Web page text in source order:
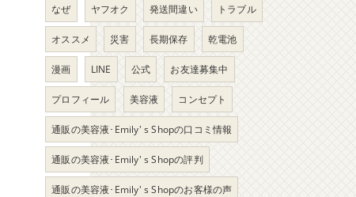
なぜ ヤフオク 発送間違い トラブル
オススメ 災害 長期保存 乾電池
漫画 LINE 公式 お友達募集中
プロフィール 美容液 コンセプト
通販の美容液･Emily' s Shopの口コミ情報
通販の美容液･Emily' s Shopの評判
通販の美容液･Emily' s Shopのお客様の声